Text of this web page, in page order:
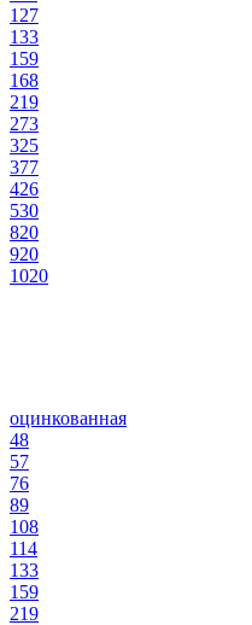
127
133
159
168
219
273
325
377
426
530
820
920
1020
оцинкованная
48
57
76
89
108
114
133
159
219